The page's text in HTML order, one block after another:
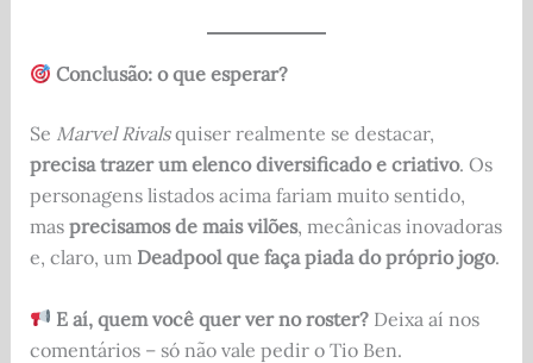
Conclusão: o que esperar?
Se Marvel Rivalsquiser realmente se destacar,
precisa trazer um elenco diversificado e criativo. Os
personagens listados acima fariam muito sentido,
mas precisamos de mais vilões, mecânicas inovadoras
e, claro, um Deadpool que faça piada do próprio jogo.
E aí, quem você quer ver no roster?Deixa aí nos
comentários – só não vale pedir o Tio Ben.